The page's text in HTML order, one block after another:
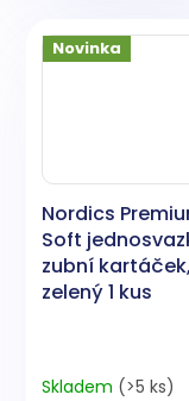
Novinka
Nordics
Soft
zubní kartáček,
zelený 1 kus
Skladem (>5 ks)